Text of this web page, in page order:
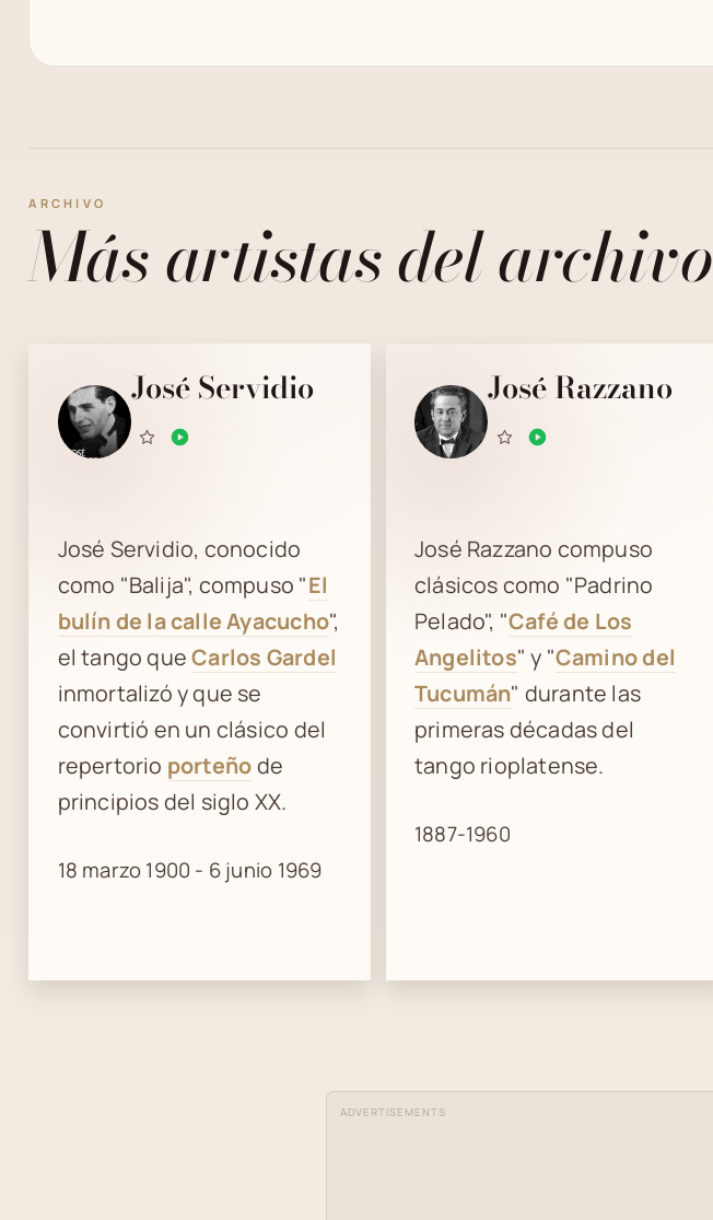
ARCHIVO
Más artistas del archivo
José Servidio
José Servidio, conocido
como "Balija", compuso "El
bulín de la calle Ayacucho",
el tango queCarlos Gardel
inmortalizó y que se
convirtió en un clásico del
repertorio porteñode
principios del siglo XX.
18 marzo 1900 - 6 junio 1969
José Razzano
José Razzano compuso
clásicos como "Padrino
Pelado", "Café de Los
Angelitos" y "Camino del
Tucumán" durante las
primeras décadas del
tango rioplatense.
1887-1960
ADVERTISEMENTS